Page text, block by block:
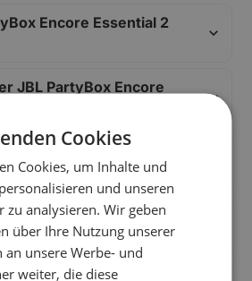
Encore Essential 2
JBL PartyBox Encore
JBL PartyBox Encore
Events?
JBL PartyBox Encore
Cookies
Cookies, um Inhalte und
und unseren
zu analysieren. Wir geben
über Ihre Nutzung unserer
an unsere Werbe- und
weiter, die diese